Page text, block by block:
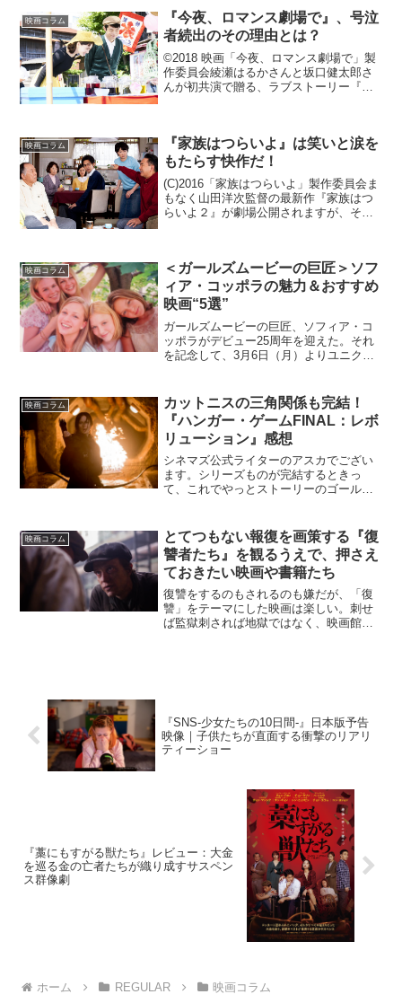
から土曜日更新になり、締め切りが3日後
ろ倒しになったせ...
映画コラム
『今夜、ロマンス劇場で』、号泣
者続出のその理由とは？
©2018 映画「今夜、ロマンス劇場で」製
作委員会綾瀬はるかさんと坂口健太郎さ
んが初共演で贈る、ラブストーリー『今
者・一般の...
映画コラム
『家族はつらいよ』は笑いと涙を
もたらす快作だ！
(C)2016「家族はつらいよ」製作委員会ま
もなく山田洋次監督の最新作『家族はつ
らいよ２』が劇場公開されますが、その
統を巧みに牽引...
映画コラム
＜ガールズムービーの巨匠＞ソフ
ィア・コッポラの魅力＆おすすめ
映画“5選”
ガールズムービーの巨匠、ソフィア・コ
ッポラがデビュー25周年を迎えた。それ
を記念して、3月6日（月）よりユニクロ
品が期間限定上映されたなど盛り上がり
をみせた。本稿では...
映画コラム
カットニスの三角関係も完結！
『ハンガー・ゲームFINAL：レボ
リューション』感想
シネマズ公式ライターのアスカでござい
ます。シリーズものが完結するときっ
て、これでやっとストーリーのゴールま
すね。『ハンガー・ゲームFINAL：レボ
リューション』もそうで...
映画コラム
とてつもない報復を画策する『復
讐者たち』を観るうえで、押さえ
ておきたい映画や書籍たち
復讐をするのもされるのも嫌だが、「復
讐」をテーマにした映画は楽しい。刺せ
ば監獄刺されば地獄ではなく、映画館の
『SNS-少女たちの10日間-』日本版予告
映像｜子供たちが直面する衝撃のリアリ
ティーショー
『藁にもすがる獣たち』レビュー：大金
を巡る金の亡者たちが織り成すサスペン
ス群像劇
ホーム REGULAR 映画コラム